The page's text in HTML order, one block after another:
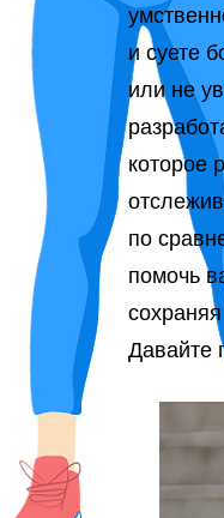
и суете
или не
которое
по
помочь
Давайте